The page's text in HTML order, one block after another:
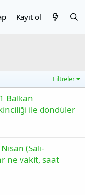
Kayıt ol
Filtreler
Balkan
ile döndüler
(Salı-
ne vakit, saat